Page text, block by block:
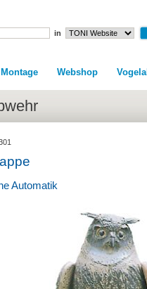
in
Webshop
Automatik